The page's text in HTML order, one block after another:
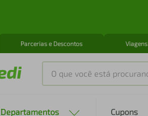
Parcerias e Descontos Viagens
O que você está procurando?
Departamentos Cupons